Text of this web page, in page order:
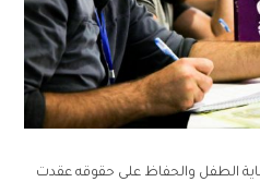
الطفل والحفاظ على حقوقه عقدت